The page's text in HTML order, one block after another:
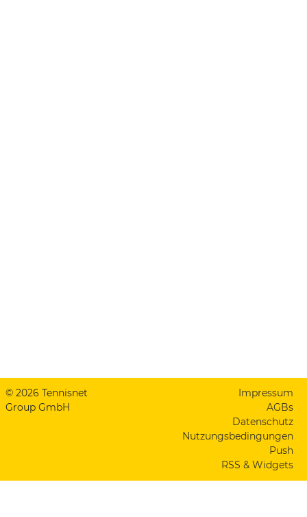
© 2026 Tennisnet
Group GmbH
Impressum
AGBs
Datenschutz
Nutzungsbedingungen
Push
RSS & Widgets